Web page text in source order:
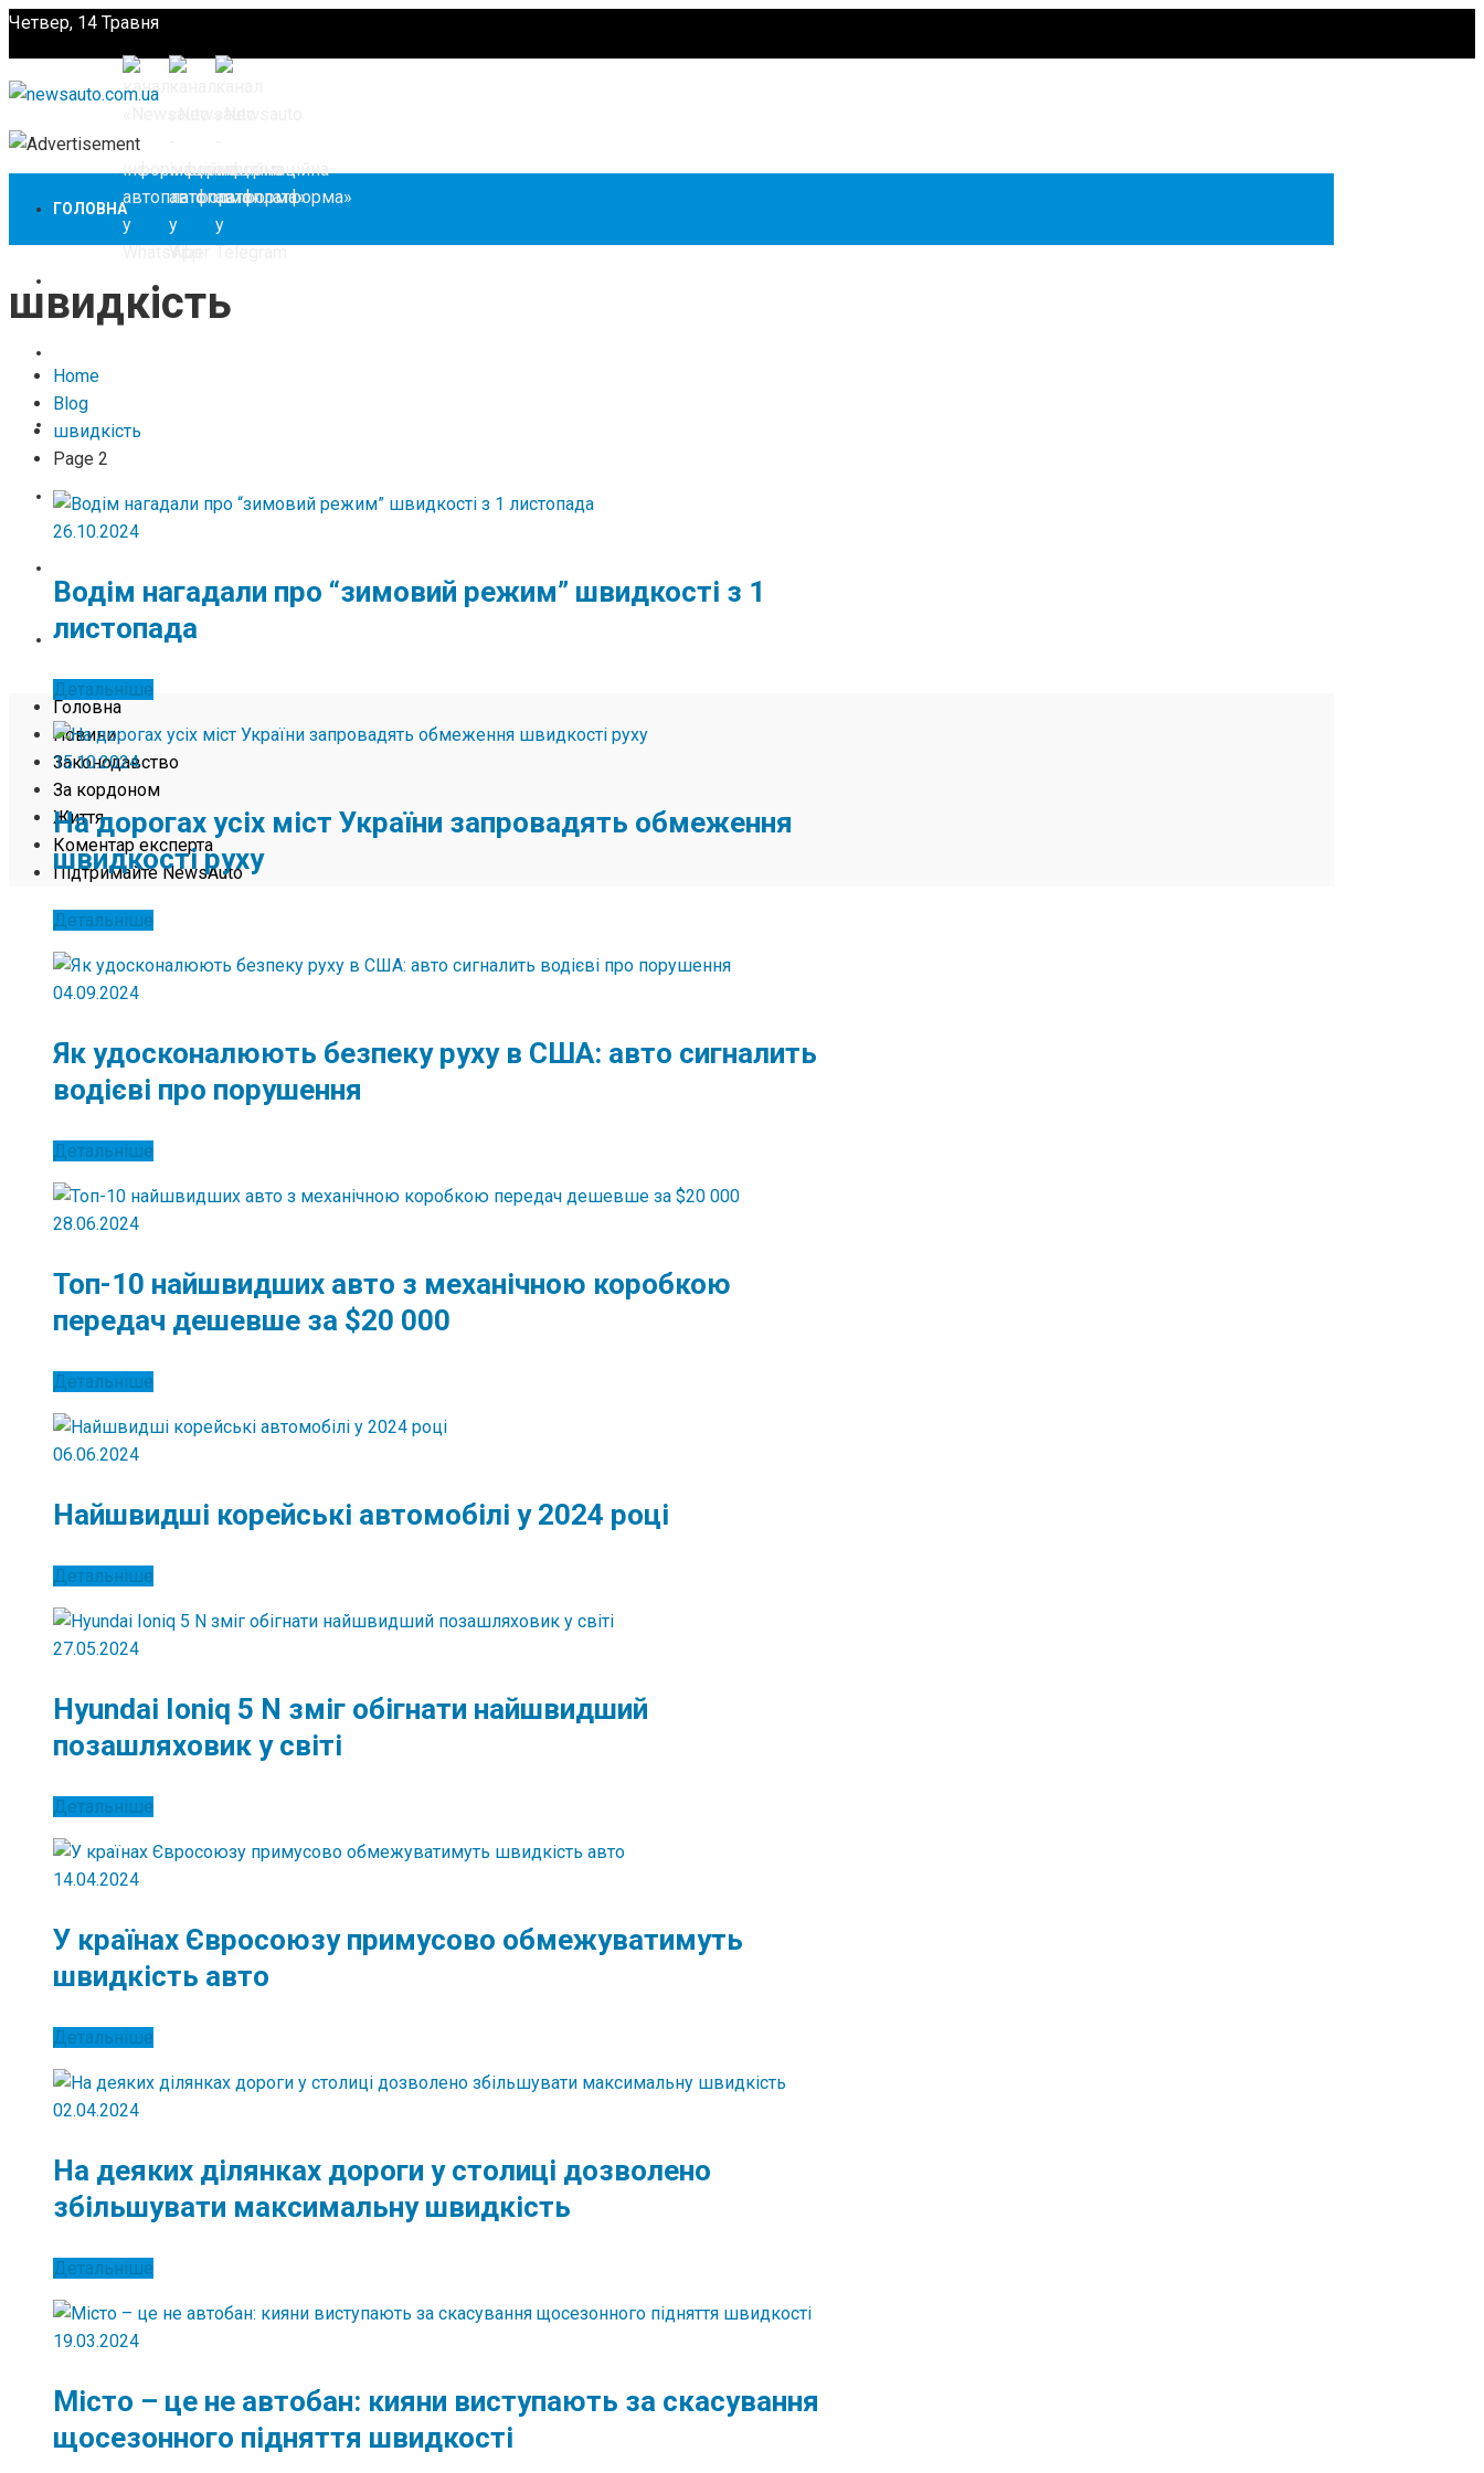
Четвер, 14 Травня
ГОЛОВНА
ЗА КОРДОНОМ
ЖИТТЯ
ПІДТРИМАЙТЕ NEWSAUTO
Головна
Новини
Законодавство
За кордоном
Життя
Коментар експерта
Підтримайте NewsAuto
швидкість
Home
Blog
швидкість
Page 2
26.10.2024
Водім нагадали про “зимовий режим” швидкості з 1
листопада
Детальніше
15.10.2024
На дорогах усіх міст України запровадять обмеження
швидкості руху
Детальніше
04.09.2024
Як удосконалюють безпеку руху в США: авто сигналить
водієві про порушення
Детальніше
28.06.2024
Топ-10 найшвидших авто з механічною коробкою
передач дешевше за $20 000
Детальніше
06.06.2024
Найшвидші корейські автомобілі у 2024 році
Детальніше
27.05.2024
Hyundai Ioniq 5 N зміг обігнати найшвидший
позашляховик у світі
Детальніше
14.04.2024
У країнах Євросоюзу примусово обмежуватимуть
швидкість авто
Детальніше
02.04.2024
На деяких ділянках дороги у столиці дозволено
збільшувати максимальну швидкість
Детальніше
19.03.2024
Місто – це не автобан: кияни виступають за скасування
щосезонного підняття швидкості